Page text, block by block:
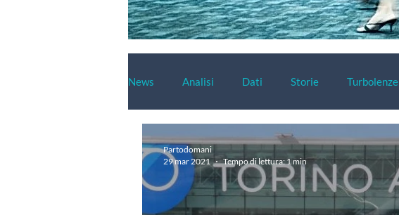
News Analisi Dati Storie Turbolenze
Partodomani
29 mar 2021
Tempo di lettura: 1 min